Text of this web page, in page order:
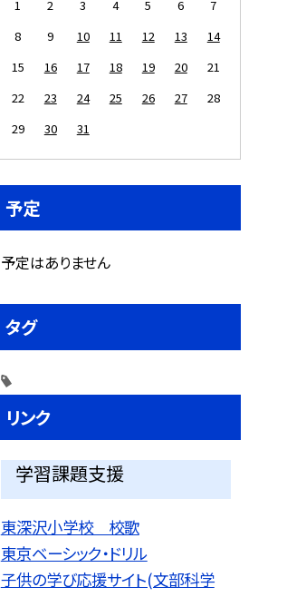
1 2 3 4 5 6
7
8
9 10 11 12 13
14
15
16 17 18 19 20
21
22
23 24 25 26 27
28
29
30 31
予定
予定はありません
タグ
リンク
学習課題支援
東深沢小学校 校歌
東京ベーシック・ドリル
子供の学び応援サイト(文部科学